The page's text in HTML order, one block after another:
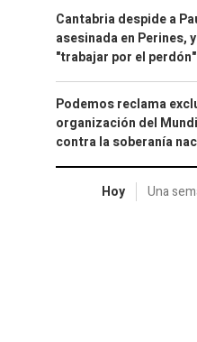
Cantabria despide a
asesinada en Perines,
"trabajar por el perdón"
Podemos reclama
organización del
contra la soberanía
Hoy Una